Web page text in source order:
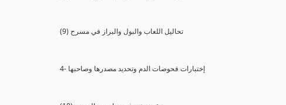
(9) تحاليل اللعاب والبول والبراز في مسرح
4- إختبارات فحوصات الدم وتحديد مصدرها وصاحبها